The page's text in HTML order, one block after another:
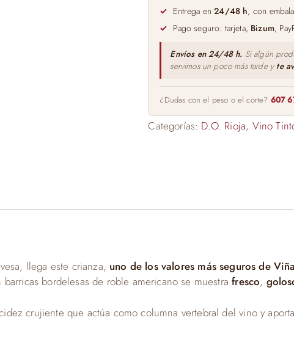
75cl
cantidad
Entrega en24/48 h, con
Pago seguro: tarjeta, Bizum,
Envíos en 24/48 h. Si algún
servimos un poco más tarde y te
¿Dudas con el peso o el corte? 607
Categorías: D.O. Rioja, Vino
llega este crianza, uno de los valores más seguros de
barricas bordelesas de roble americano se muestrafresco,
crujiente que actúa como columna vertebral del vino y